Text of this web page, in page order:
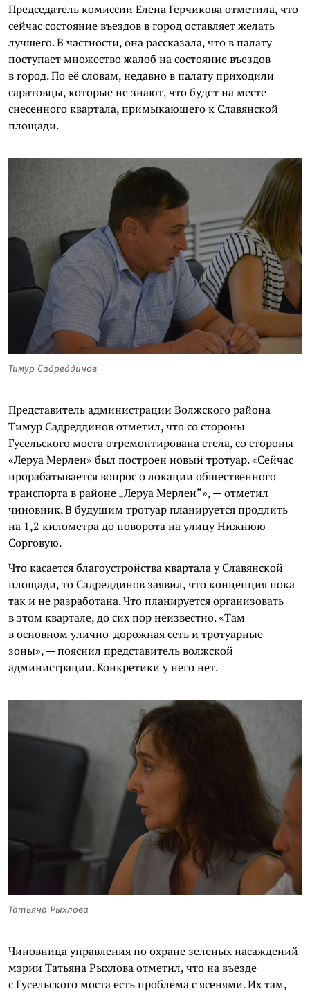
Председатель комиссии Елена Герчикова отметила, что
сейчас состояние въездов в город оставляет желать
лучшего. В частности, она рассказала, что в палату
поступает множество жалоб на состояние въездов
в город. По её словам, недавно в палату приходили
саратовцы, которые не знают, что будет на месте
снесенного квартала, примыкающего к Славянской
площади.
Тимур Садреддинов
Представитель администрации Волжского района
Тимур Садреддинов отметил, что со стороны
Гусельского моста отремонтирована стела, со стороны
«Леруа Мерлен» был построен новый тротуар. «Сейчас
прорабатывается вопрос о локации общественного
транспорта в районе „Леруа Мерлен“», — отметил
чиновник. В будущим тротуар планируется продлить
на 1,2 километра до поворота на улицу Нижнюю
Сорговую.
Что касается благоустройства квартала у Славянской
площади, то Садреддинов заявил, что концепция пока
так и не разработана. Что планируется организовать
в этом квартале, до сих пор неизвестно. «Там
в основном улично-дорожная сеть и тротуарные
зоны», — пояснил представитель волжской
администрации. Конкретики у него нет.
Татьяна Рыхлова
Чиновница управления по охране зеленых насаждений
мэрии Татьяна Рыхлова отметил, что на въезде
с Гусельского моста есть проблема с ясенями. Их там,